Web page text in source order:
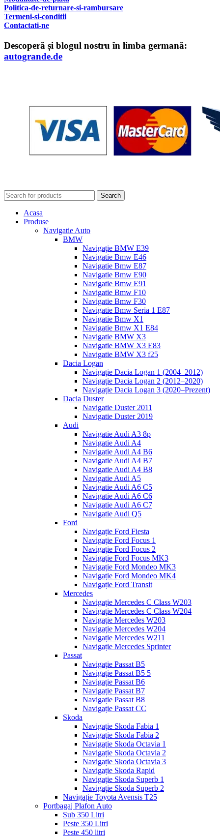
Politica-de-returnare-si-rambursare
Termeni-si-conditii
Contactati-ne
Descoperă și blogul nostru în limba germană:
autogrande.de
Search
Acasa
Produse
Navigatie Auto
BMW
Navigație BMW E39
Navigatie Bmw E46
Navigatie Bmw E87
Navigatie Bmw E90
Navigatie Bmw E91
Navigatie Bmw F10
Navigatie Bmw F30
Navigatie Bmw Seria 1 E87
Navigatie Bmw X1
Navigatie Bmw X1 E84
Navigatie BMW X3
Navigatie BMW X3 E83
Navigatie BMW X3 f25
Dacia Logan
Navigație Dacia Logan 1 (2004–2012)
Navigație Dacia Logan 2 (2012–2020)
Navigație Dacia Logan 3 (2020–Prezent)
Dacia Duster
Navigatie Duster 2011
Navigatie Duster 2019
Audi
Navigatie Audi A3 8p
Navigatie Audi A4
Navigatie Audi A4 B6
Navigatie Audi A4 B7
Navigatie Audi A4 B8
Navigatie Audi A5
Navigatie Audi A6 C5
Navigatie Audi A6 C6
Navigatie Audi A6 C7
Navigatie Audi Q5
Ford
Navigație Ford Fiesta
Navigație Ford Focus 1
Navigație Ford Focus 2
Navigație Ford Focus MK3
Navigație Ford Mondeo MK3
Navigație Ford Mondeo MK4
Navigație Ford Transit
Mercedes
Navigație Mercedes C Class W203
Navigație Mercedes C Class W204
Navigație Mercedes W203
Navigație Mercedes W204
Navigație Mercedes W211
Navigație Mercedes Sprinter
Passat
Navigație Passat B5
Navigație Passat B5 5
Navigație Passat B6
Navigație Passat B7
Navigație Passat B8
Navigație Passat CC
Skoda
Navigație Skoda Fabia 1
Navigație Skoda Fabia 2
Navigație Skoda Octavia 1
Navigație Skoda Octavia 2
Navigație Skoda Octavia 3
Navigație Skoda Rapid
Navigație Skoda Superb 1
Navigație Skoda Superb 2
Navigație Toyota Avensis T25
Portbagaj Plafon Auto
Sub 350 Litri
Peste 350 Litri
Peste 450 litri